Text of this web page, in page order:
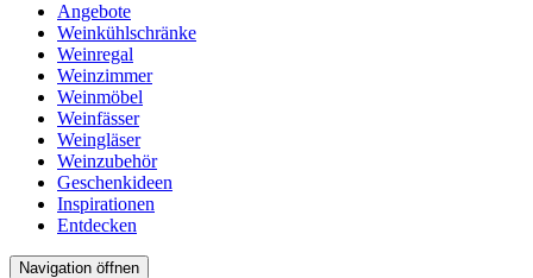
Angebote
Weinkühlschränke
Weinregal
Weinzimmer
Weinmöbel
Weinfässer
Weingläser
Weinzubehör
Geschenkideen
Inspirationen
Entdecken
Navigation öffnen